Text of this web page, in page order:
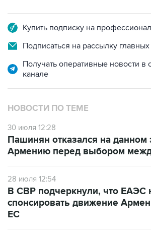
Купить подписку на
Подписаться на рассылку
Получать оперативные новости
канале
НОВОСТИ ПО ТЕМЕ
30 июля 12:28
Пашинян отказался на данном
Армению перед выбором
28 июля 12:54
В СВР подчеркнули, что ЕАЭС
спонсировать движение
ЕС